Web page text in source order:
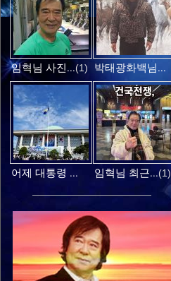
임혁님 사진...(1) 박태광화백님...
어제 대통령 ... 임혁님 최근...(1)